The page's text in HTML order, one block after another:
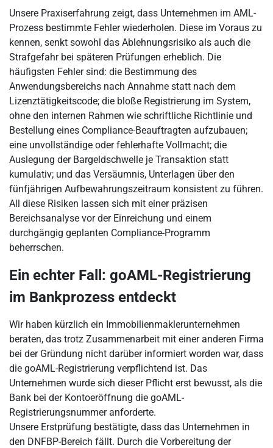
Unsere Praxiserfahrung zeigt, dass Unternehmen im AML-
Prozess bestimmte Fehler wiederholen. Diese im Voraus zu
kennen, senkt sowohl das Ablehnungsrisiko als auch die
Strafgefahr bei späteren Prüfungen erheblich. Die
häufigsten Fehler sind: die Bestimmung des
Anwendungsbereichs nach Annahme statt nach dem
Lizenztätigkeitscode; die bloße Registrierung im System,
ohne den internen Rahmen wie schriftliche Richtlinie und
Bestellung eines Compliance-Beauftragten aufzubauen;
eine unvollständige oder fehlerhafte Vollmacht; die
Auslegung der Bargeldschwelle je Transaktion statt
kumulativ; und das Versäumnis, Unterlagen über den
fünfjährigen Aufbewahrungszeitraum konsistent zu führen.
All diese Risiken lassen sich mit einer präzisen
Bereichsanalyse vor der Einreichung und einem
durchgängig geplanten Compliance-Programm
beherrschen.
Ein echter Fall: goAML-Registrierung
im Bankprozess entdeckt
Wir haben kürzlich ein Immobilienmaklerunternehmen
beraten, das trotz Zusammenarbeit mit einer anderen Firma
bei der Gründung nicht darüber informiert worden war, dass
die goAML-Registrierung verpflichtend ist. Das
Unternehmen wurde sich dieser Pflicht erst bewusst, als die
Bank bei der Kontoeröffnung die goAML-
Registrierungsnummer anforderte.
Unsere Erstprüfung bestätigte, dass das Unternehmen in
den DNFBP-Bereich fällt. Durch die Vorbereitung der